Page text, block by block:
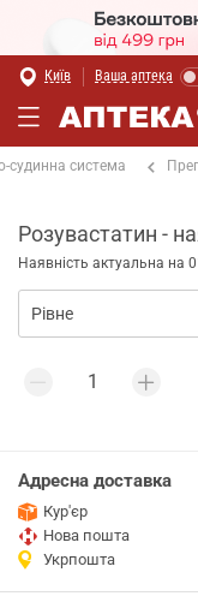
Київ Ваша аптека
судинна система
Розувастатин -
Наявність актуальна на
Адресна доставка
Кур'єр
Нова пошта
Укрпошта